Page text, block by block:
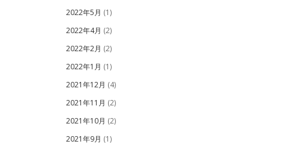
2022年5月 (1)
2022年4月 (2)
2022年2月 (2)
2022年1月 (1)
2021年12月 (4)
2021年11月 (2)
2021年10月 (2)
2021年9月 (1)